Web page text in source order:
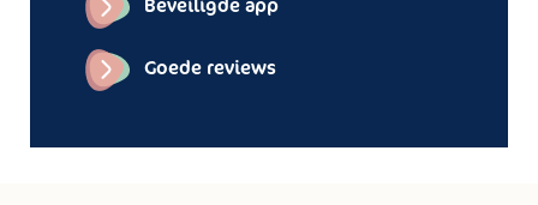
Beveiligde app
Goede reviews